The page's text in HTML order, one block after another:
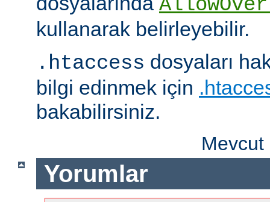
kullanarak belirleyebilir.
.htaccess dosyaları
bilgi edinmek için
bakabilirsiniz.
Yorumlar